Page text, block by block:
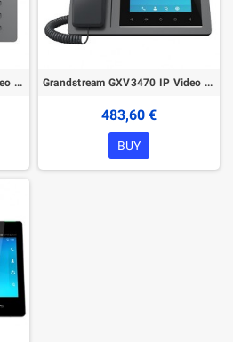
Grandstream GXV3450 IP Video Phone Grandstream GXV3470 IP Video Phone
483,60 €
BUY